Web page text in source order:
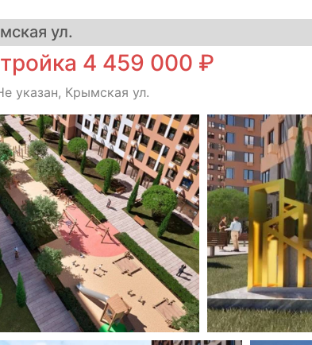
ул.
4 459 000 ₽
указан, Крымская ул.